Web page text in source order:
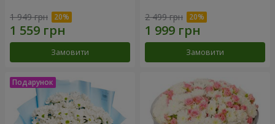
1 949 грн
Замовити
2 499 грн
Замовити